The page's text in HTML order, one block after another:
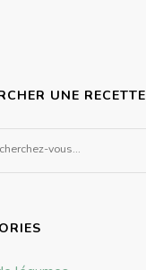
UNE RECETTE